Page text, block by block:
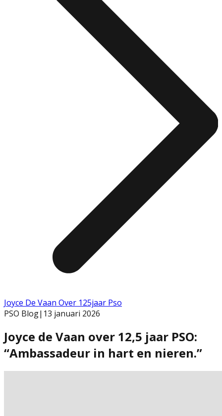
Joyce De Vaan Over 125jaar Pso
PSO Blog| 13 januari 2026
Joyce de Vaan over 12,5 jaar PSO:
“Ambassadeur in hart en nieren.”